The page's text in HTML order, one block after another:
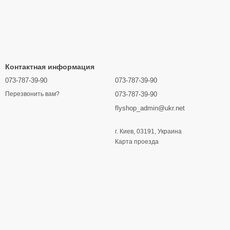
Контактная информация
073-787-39-90
Перезвонить вам?
073-787-39-90
073-787-39-90
flyshop_admin@ukr.net
г. Киев, 03191, Украина
Карта проезда